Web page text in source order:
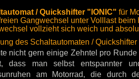
/ Quickshifter "IONIC" für
Gangwechsel unter Volllast
vollzieht sich weich und
des Schaltautomaten / Quickshifter
nicht gern einige Zehntel pro
dass man selbst entspannter
am Motorrad, die durch